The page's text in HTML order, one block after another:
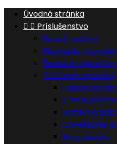
Úvodná stránka
  Príslušenstvo
Smart hodinky
Slúchadla,
Redukcie, adaptéry
  Obaly a púzdra
Huawei
iPhone púzdra
Samsung
Univerzálne
Sony púzdra